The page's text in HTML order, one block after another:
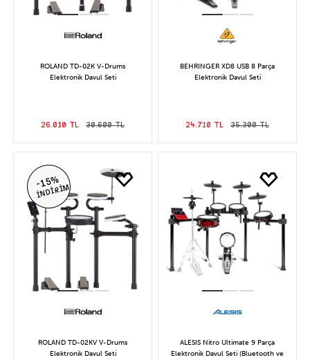
ROLAND TD-02K V-Drums
Elektronik Davul Seti
26.010 TL 30.600 TL
BEHRINGER XD8 USB 8 Parça
Elektronik Davul Seti
24.710 TL 35.300 TL
-15%
İNDİRİM
ROLAND TD-02KV V-Drums
Elektronik Davul Seti
ALESIS Nitro Ultimate 9 Parça
Elektronik Davul Seti (Bluetooth ve